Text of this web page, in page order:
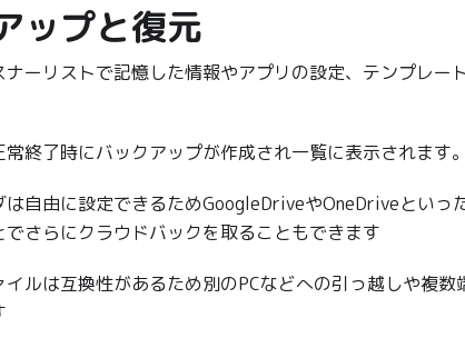
ップと復元
ーリストで記憶した情報やアプリの設定、テンプレー
終了時にバックアップが作成され一覧に表示されます。
自由に設定できるためGoogleDriveやOneDriveといっ
さらにクラウドバックを取ることもできます
ルは互換性があるため別のPCなどへの引っ越しや複数